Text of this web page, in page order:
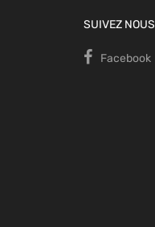
SUIVEZ NOUS
Facebook